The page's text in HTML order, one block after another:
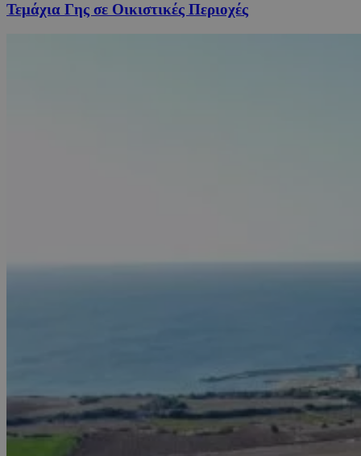
Τεμάχια Γης σε Οικιστικές Περιοχές